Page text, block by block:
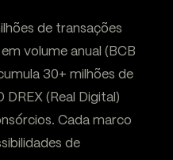
de transações
volume anual (BCB
30+ milhões de
(Real Digital)
Cada marco
de